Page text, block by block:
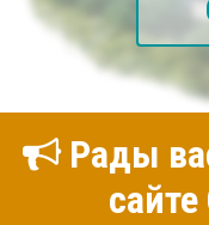
Рады